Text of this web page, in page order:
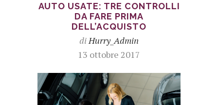
AUTO USATE: TRE CONTROLLI
DA FARE PRIMA
DELL’ACQUISTO
diHurry_Admin
13 ottobre 2017